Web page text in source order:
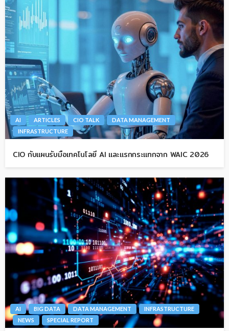
AI ARTICLES CIO TALK
DATA MANAGEMENT
INFRASTRUCTURE
CIO กับแผนรับมือเทคโนโลยี AI และแรกกระแทกจาก WAIC 2026
AI BIG DATA DATA MANAGEMENT
INFRASTRUCTURE
NEWS
SPECIAL REPORT